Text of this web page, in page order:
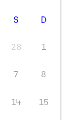
S D
28 1
7 8
14 15